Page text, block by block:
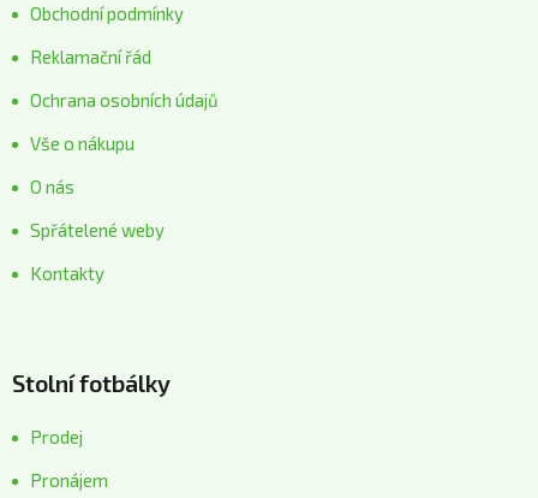
Obchodní podmínky
Reklamační řád
Ochrana osobních údajů
Vše o nákupu
O nás
Spřátelené weby
Kontakty
Stolní fotbálky
Prodej
Pronájem